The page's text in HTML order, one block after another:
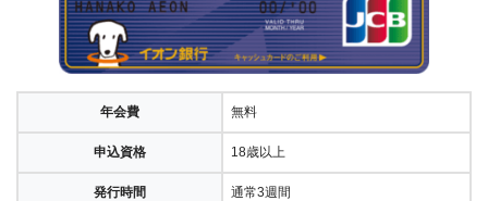
年会費 無料
申込資格 18歳以上
発行時間 通常3週間